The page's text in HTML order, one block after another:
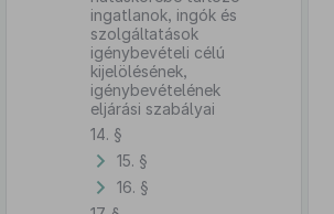
ingatlanok, ingók és
szolgáltatások
igénybevételi célú
kijelölésének,
igénybevételének
eljárási szabályai
14. §
15. §
16. §